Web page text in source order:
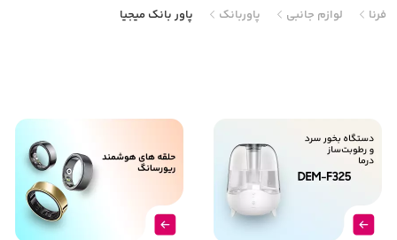
فرنا لوازم جانبی پاوربانک پاور بانک میجیا